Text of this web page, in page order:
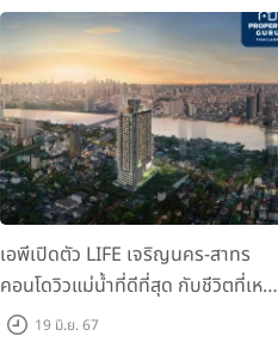
เอพีเปิดตัว LIFE เจริญนคร-สาทร
คอนโดวิวแม่น้ำที่ดีที่สุด กับชีวิตที่เหนือ
กว่าในทุกมิติ ห้องชุดดีไซน์ใหม่สูง 3
19 มิ.ย. 67